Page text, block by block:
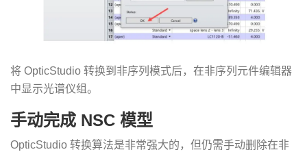
将 OpticStudio 转换到非序列模式后，在非序列元件编辑器
中显示光谱仪组。
手动完成 NSC 模型
OpticStudio 转换算法是非常强大的，但仍需手动删除在非